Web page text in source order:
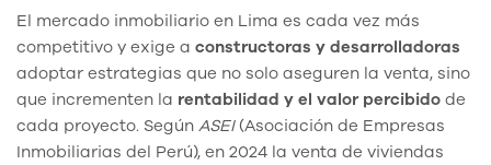
El mercado inmobiliario en Lima es cada vez más
competitivo y exige a constructoras y desarrolladoras
adoptar estrategias que no solo aseguren la venta, sino
que incrementen la rentabilidad y el valor percibido de
cada proyecto. Según ASEI(Asociación de Empresas
Inmobiliarias del Perú), en 2024 la venta de viviendas